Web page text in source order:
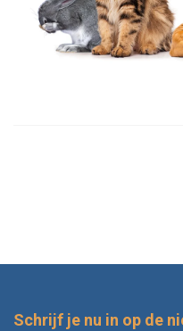
Schrijf je nu in op de